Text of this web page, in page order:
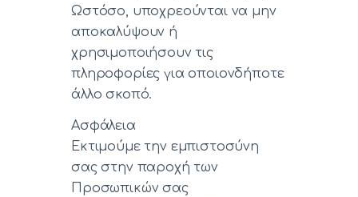
Ωστόσο, υποχρεούνται να μην
αποκαλύψουν ή
χρησιμοποιήσουν τις
πληροφορίες για οποιονδήποτε
άλλο σκοπό.
Ασφάλεια
Εκτιμούμε την εμπιστοσύνη
σας στην παροχή των
Προσωπικών σας